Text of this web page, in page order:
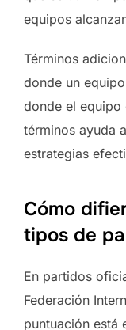
equipos
Términos
donde un
donde el equipo
términos ayuda
estrategias
Cómo
tipos de
En partidos
Federación
puntuación está